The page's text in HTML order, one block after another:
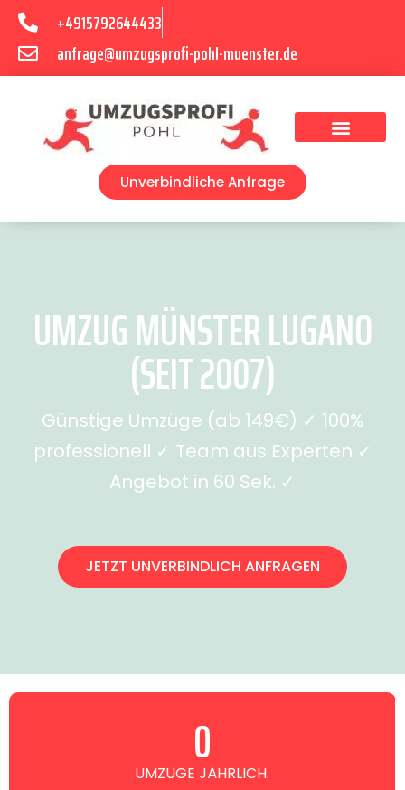
+4915792644433
anfrage@umzugsprofi-pohl-muenster.de
Unverbindliche Anfrage
UMZUG MÜNSTER LUGANO
(SEIT 2007)
Günstige Umzüge (ab 149€) ✓ 100%
professionell ✓ Team aus Experten ✓
Angebot in 60 Sek. ✓
JETZT UNVERBINDLICH ANFRAGEN
UMZÜGE JÄHRLICH.
0